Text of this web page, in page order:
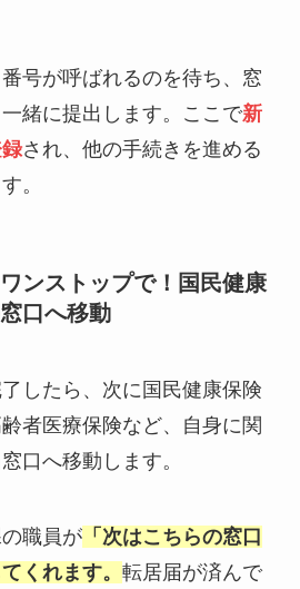
号が呼ばれるのを待ち、窓
緒に提出します。ここで新
され、他の手続きを進める
。
ンストップで！国民健康
口へ移動
したら、次に国民健康保険
者医療保険など、自身に関
口へ移動します。
職員が「次はこちらの窓口
くれます。 転居届が済んで